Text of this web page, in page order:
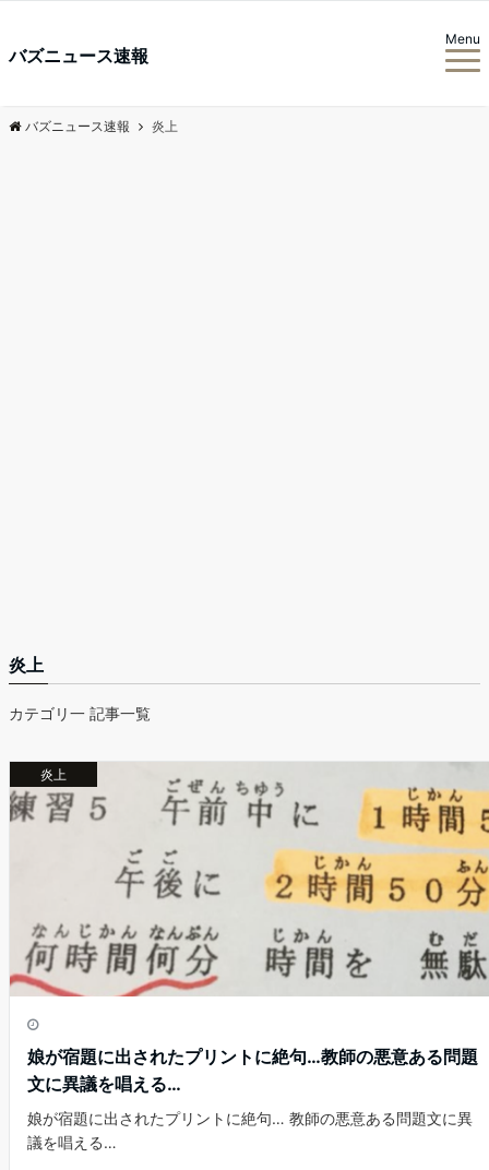
バズニュース速報
Menu
バズニュース速報 炎上
炎上
カテゴリ一 記事一覧
炎上
娘が宿題に出されたプリントに絶句…教師の悪意ある問題
文に異議を唱える…
娘が宿題に出されたプリントに絶句… 教師の悪意ある問題文に異
議を唱える…